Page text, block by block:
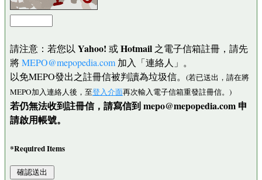
請注意：若您以 Yahoo! 或Hotmail 之電子信箱註冊，請先
將MEPO@mepopedia.com 加入「連絡人」。
以免MEPO發出之註冊信被判讀為垃圾信。 (若已送出，請在將
MEPO加入連絡人後，至登入介面再次輸入電子信箱重發註冊信。)
若仍無法收到註冊信，請寫信到 mepo@mepopedia.com 申
請啟用帳號。
*Required Items